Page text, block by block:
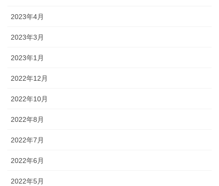
2023年4月
2023年3月
2023年1月
2022年12月
2022年10月
2022年8月
2022年7月
2022年6月
2022年5月